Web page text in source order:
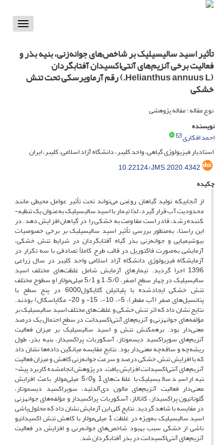
Toggle
تأثیر اسید سالیسیلیک‌ بر شاخص‌های جوانه‌زنی، بنیه بذر و
فعالیت برخی آنزیم‌های آنتی‌اکسیدان آفتابگردان
(Helianthus annuus L.) رقم آرماویرسکی تحت تنش
خشکی
نوع مقاله : مقاله پژوهشی
نویسنده
احمد افکاری
استادیار فیزیولوژی گیاهی، واحد کلیبر، دانشگاه آزاد اسلامی، کلیبر، ایران
10.22124/JMS.2020.4342
چکیده
از آن­جایی­که تولید گیاهان روغنی می‌تواند تحت تأثیر عوامل محیطی مانند
محدودیت آب قرار گیرد، لذا تیمار با اسید سالیسیلیک‌ به‌عنوان یک تنظیم­
کننده ‌رشد، قادر است مقاومت به خشکی را در گیاهان افزایش دهد. در
این راستا، به‌منظور بررسی تأثیر اسید سالیسیلیک‌ بر برخی خصوصیات
بیوشیمیایی و جوانه‌زنی بذر گیاه آفتابگردان در شرایط تنش خشکی،
آزمایشی به‌صورت فاکتوریل در قالب طرح کاملاً تصادفی با سه تکرار در
آزمایشگاه فیزیولوژی دانشگاه آزاد اسلامی واحد کلیبر در سال زراعی
1396 اجرا گردید. تیمارهای آزمایش شامل غلظت‌های مختلف اسید
سالیسیلیک‌ در چهار سطح (صفر، 5/0، 1 و 5/1 میلی‌مولار) و سطوح مختلف
تنش خشکی ایجادشده با پلی­اتیلن گلایکول6000 در پنج سطح با
پتانسیل‌های صفر (آب مقطر)، 5-، 10-، 15- و 20- مگاپاسکال) بودند.
نتایج نشان داد که اثر تنش خشکی و غلظت‌های مختلف اسید سالیسیلیک‌ بر
مؤلفه‌های جوانه­زنی و آنزیم‌های آنتی‌اکسیدانت در سطح احتمال یک درصد
معنی‌دار بود. برهمکنش تنش و اسید سالیسیلیک‌ بر میزان فعالیت
آنزیم‌های سوپراکسید دیسموتاز، آسکوربات پراکسیداز، بنیه بذر، طول
ریشه‌چه و ساقه‌چه معنی‌دار بود. نتایج مقایسه میانگین داده‌ها نشان داد
که با افزایش تنش خشکی درصد و سرعت جوانه‌زنی کاهش و میزان فعالیت
آنزیم‌های آنتی‌اکسیدانت افزایش یافت. در پژوهش انجام­شده کاربرد پیش­
تیمار اسید سالیسیلیک‌ با غلظت‌های 1 و5/ 0 میلی‌مولار باعث افزایش
معنی‌دار فعالیت آنزیم‌های مالون ‌دی‌آلدئید، سوپراکسید دیسموتاز،
گلوتاتیون پراکسیداز، کاتالاز، آسکوربات پراکسیداز و مؤلفه‌های جوانه­زنی
در مقایسه با شاهد گردید. نتایج کلی این آزمایش نشان داد که محلول‌پاشی
اسید سالیسیلیک‌ به‌ویژه در غلظت‌ 1 میلی‌مولار با کاهش تنش اکسیداتیو
ناشی از خشکی سبب بهبود شاخص‌های جوانه‌رنی و افزایش در فعالیت
آنزیم‌های آنتی‌اکسیدانت در بذر آفتابگردان شد.